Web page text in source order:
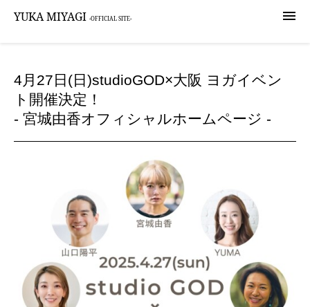

YUKA MIYAGI -OFFICIAL SITE-
4月27日(日)studioGOD×大阪 ヨガイベン
ト開催決定！
- 宮城由香オフィシャルホームページ -